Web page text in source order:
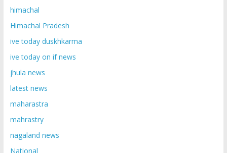
himachal
Himachal Pradesh
ive today duskhkarma
ive today on if news
jhula news
latest news
maharastra
mahrastry
nagaland news
National